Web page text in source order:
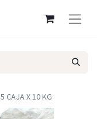
CAJA X 10 KG